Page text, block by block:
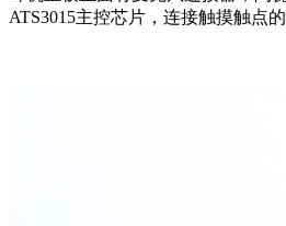
ATS3015主控芯片，连接触摸触点